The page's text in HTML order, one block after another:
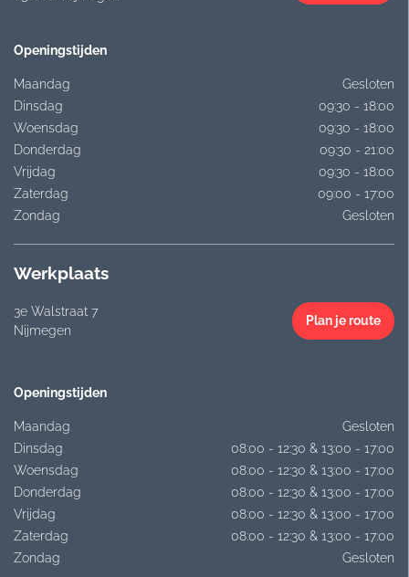
Openingstijden
Maandag
Gesloten
Dinsdag
09:30 - 18:00
Woensdag
09:30 - 18:00
Donderdag
09:30 - 21:00
Vrijdag
09:30 - 18:00
Zaterdag
09:00 - 17:00
Zondag
Gesloten
Werkplaats
3e Walstraat 7
Nijmegen
Plan je route
Openingstijden
Maandag
Gesloten
Dinsdag
08:00 - 12:30 & 13:00 - 17:00
Woensdag
08:00 - 12:30 & 13:00 - 17:00
Donderdag
08:00 - 12:30 & 13:00 - 17:00
Vrijdag
08:00 - 12:30 & 13:00 - 17:00
Zaterdag
08:00 - 12:30 & 13:00 - 17:00
Zondag
Gesloten